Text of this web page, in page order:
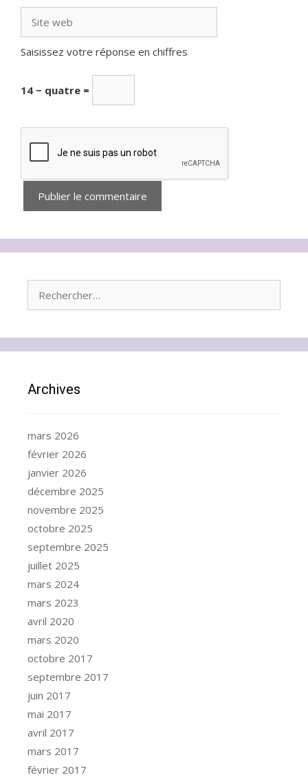
web
Saisissez votre réponse en chiffres
14 − quatre =
Archives
mars 2026
février 2026
janvier 2026
décembre 2025
novembre 2025
octobre 2025
septembre 2025
juillet 2025
mars 2024
mars 2023
avril 2020
mars 2020
octobre 2017
septembre 2017
juin 2017
mai 2017
avril 2017
mars 2017
février 2017